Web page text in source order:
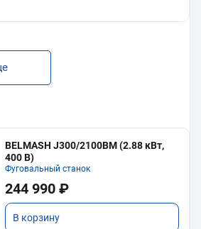
BELMASH J300/2100ВМ (2.88 кВт,
400 В)
Фуговальный станок
244 990 ₽
В корзину